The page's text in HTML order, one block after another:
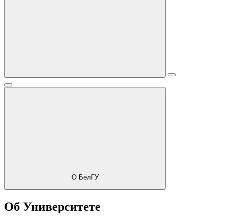
О БелГУ
Об Университете